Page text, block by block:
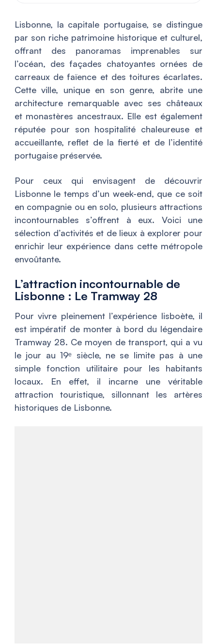
Lisbonne, la capitale portugaise, se distingue
par son riche patrimoine historique et culturel,
offrant des panoramas imprenables sur
l’océan, des façades chatoyantes ornées de
carreaux de faïence et des toitures écarlates.
Cette ville, unique en son genre, abrite une
architecture remarquable avec ses châteaux
et monastères ancestraux. Elle est également
réputée pour son hospitalité chaleureuse et
accueillante, reflet de la fierté et de l’identité
portugaise préservée.
Pour ceux qui envisagent de découvrir
Lisbonne le temps d’un week-end, que ce soit
en compagnie ou en solo, plusieurs attractions
incontournables s’offrent à eux. Voici une
sélection d’activités et de lieux à explorer pour
enrichir leur expérience dans cette métropole
envoûtante.
L’attraction incontournable de
Lisbonne : Le Tramway 28
Pour vivre pleinement l’expérience lisboète, il
est impératif de monter à bord du légendaire
Tramway 28. Ce moyen de transport, qui a vu
le jour au 19ᵉ siècle, ne se limite pas à une
simple fonction utilitaire pour les habitants
locaux. En effet, il incarne une véritable
attraction touristique, sillonnant les artères
historiques de Lisbonne.